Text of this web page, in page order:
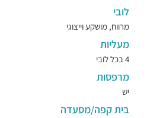
לובי
מרווח, מושקע וייצוגי
מעליות
4 בכל לובי
מרפסות
יש
בית קפה/מסעדה